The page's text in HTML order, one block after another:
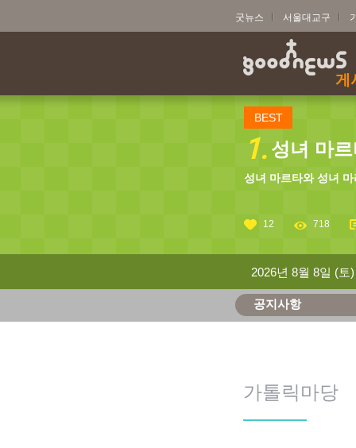
굿뉴스 서울대교구
게
BEST
1. 성녀 마
성녀 마르타와 성녀
12 718
2026년 8월 8일 (토)
공지사항
가톨릭마당